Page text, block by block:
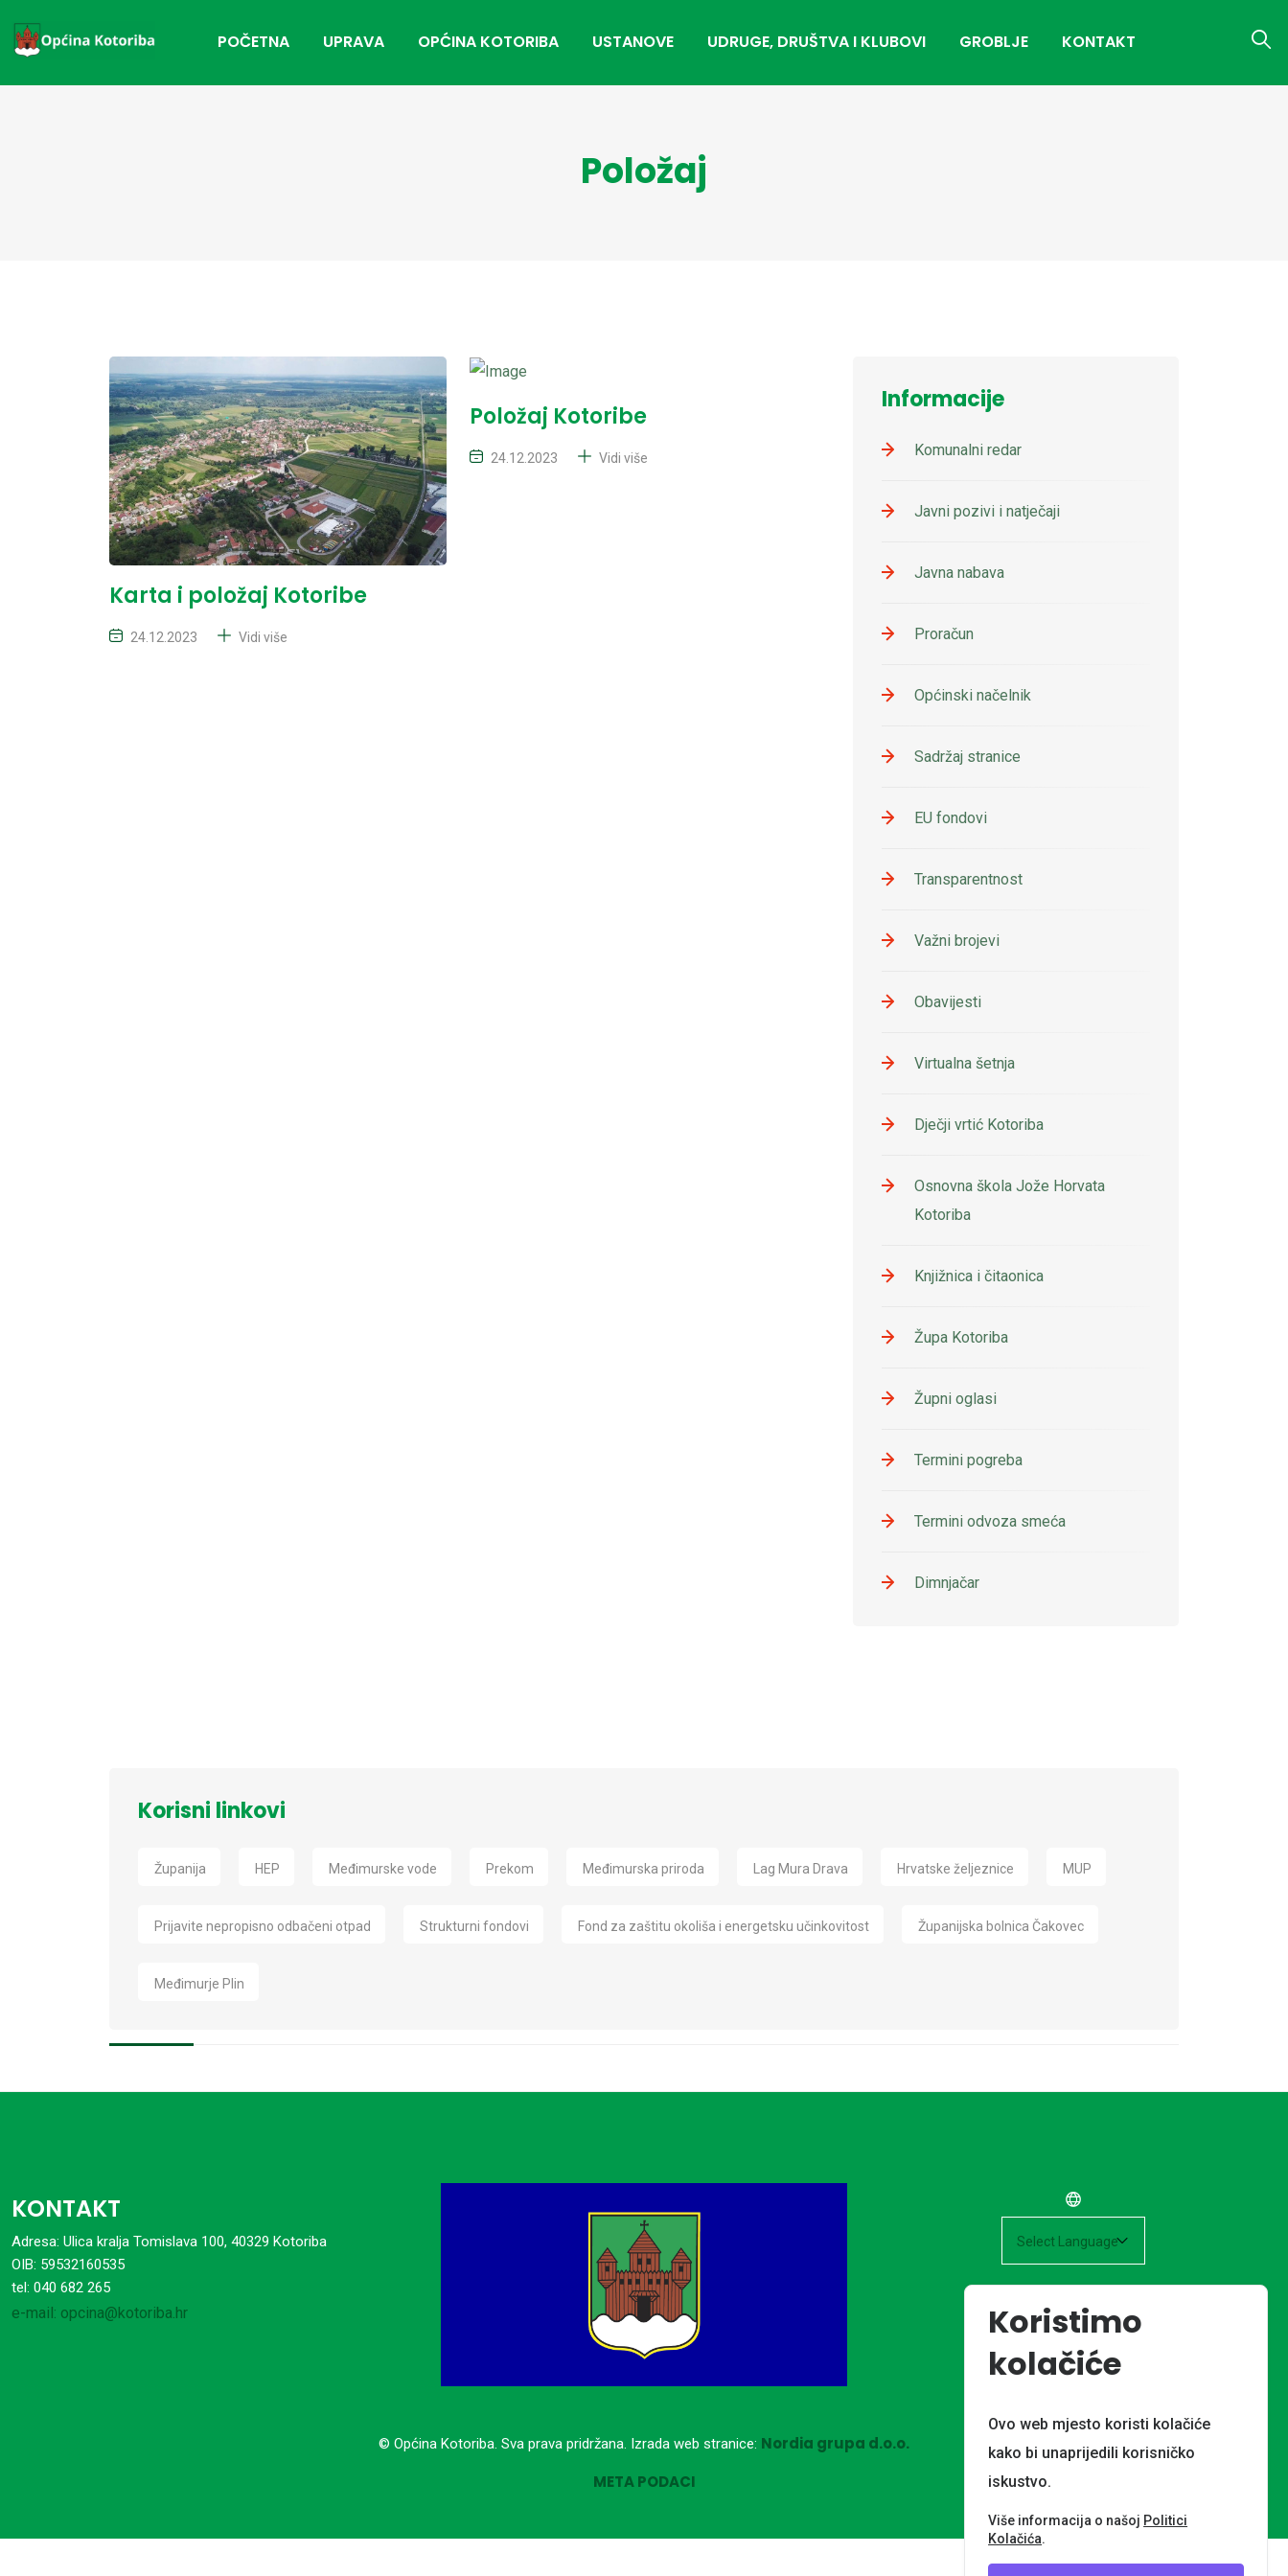
POČETNA UPRAVA OPĆINA KOTORIBA USTANOVE UDRUGE, DRUŠTVA I KLUBOVI GROBLJE KONTAKT
Položaj
Karta i položaj Kotoribe
24.12.2023 Vidi više
Položaj Kotoribe
24.12.2023 Vidi više
Informacije
Komunalni redar
Javni pozivi i natječaji
Javna nabava
Proračun
Općinski načelnik
Sadržaj stranice
EU fondovi
Transparentnost
Važni brojevi
Obavijesti
Virtualna šetnja
Dječji vrtić Kotoriba
Osnovna škola Jože Horvata
Kotoriba
Knjižnica i čitaonica
Župa Kotoriba
Župni oglasi
Termini pogreba
Termini odvoza smeća
Dimnjačar
Korisni linkovi
Županija HEP Međimurske vode Prekom Međimurska priroda Lag Mura Drava Hrvatske željeznice MUP
Prijavite nepropisno odbačeni otpad Strukturni fondovi Fond za zaštitu okoliša i energetsku učinkovitost Županijska bolnica Čakovec
Međimurje Plin
KONTAKT
Adresa: Ulica kralja Tomislava 100, 40329 Kotoriba
OIB: 59532160535
tel: 040 682 265
e-mail: opcina@kotoriba.hr
© Općina Kotoriba. Sva prava pridržana. Izrada web stranice: Nordia grupa d.o.o.
META PODACI
Koristimo
kolačiće
Ovo web mjesto koristi kolačiće
kako bi unaprijedili korisničko
iskustvo.
Više informacija o našoj Politici
Kolačića.